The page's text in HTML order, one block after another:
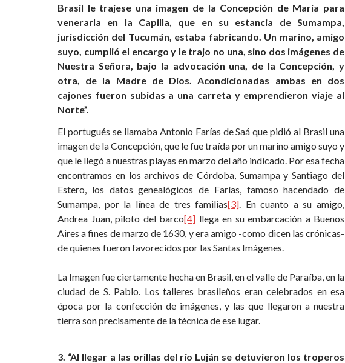
Brasil le trajese una imagen de la Concepción de María para
venerarla en la Capilla, que en su estancia de Sumampa,
jurisdicción del Tucumán, estaba fabricando. Un marino, amigo
suyo, cumplió el encargo y le trajo no una, sino dos imágenes de
Nuestra Señora, bajo la advocación una, de la Concepción, y
otra, de la Madre de Dios. Acondicionadas ambas en dos
cajones fueron subidas a una carreta y emprendieron viaje al
Norte”.
El portugués se llamaba Antonio Farías de Saá que pidió al Brasil una
imagen de la Concepción, que le fue traída por un marino amigo suyo y
que le llegó a nuestras playas en marzo del año indicado. Por esa fecha
encontramos en los archivos de Córdoba, Sumampa y Santiago del
Estero, los datos genealógicos de Farías, famoso hacendado de
Sumampa, por la línea de tres familias[3]. En cuanto a su amigo,
Andrea Juan, piloto del barco[4] llega en su embarcación a Buenos
Aires a fines de marzo de 1630, y era amigo -como dicen las crónicas-
de quienes fueron favorecidos por las Santas Imágenes.
La Imagen fue ciertamente hecha en Brasil, en el valle de Paraíba, en la
ciudad de S. Pablo. Los talleres brasileños eran celebrados en esa
época por la confección de imágenes, y las que llegaron a nuestra
tierra son precisamente de la técnica de ese lugar.
3. “Al llegar a las orillas del río Luján se detuvieron los troperos